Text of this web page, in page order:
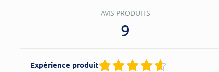
AVIS PRODUITS
9
Expérience produit